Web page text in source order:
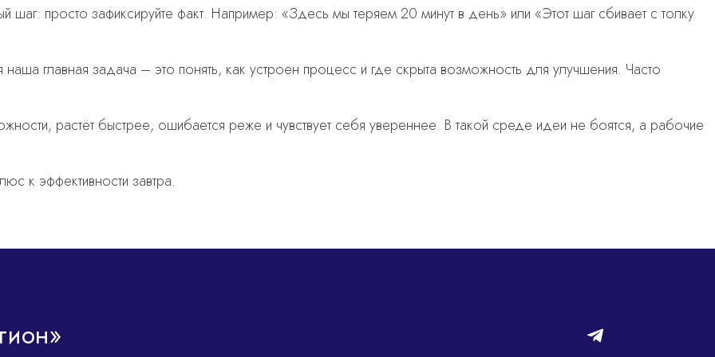
шаг: просто зафиксируйте факт. Например: «Здесь мы теряем 20 минут в день» или «Этот шаг сбивает с толку
главная задача – это понять, как устроен процесс и где скрыта возможность для улучшения. Часто
растёт быстрее, ошибается реже и чувствует себя увереннее. В такой среде идеи не боятся, а рабочие
к эффективности завтра.